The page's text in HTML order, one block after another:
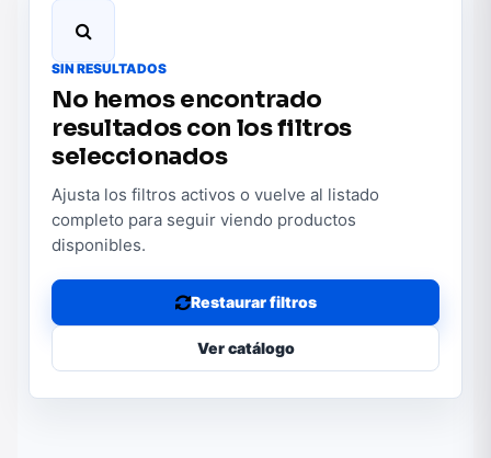
SIN RESULTADOS
No hemos encontrado
resultados con los filtros
seleccionados
Ajusta los filtros activos o vuelve al listado
completo para seguir viendo productos
disponibles.
Restaurar filtros
Ver catálogo